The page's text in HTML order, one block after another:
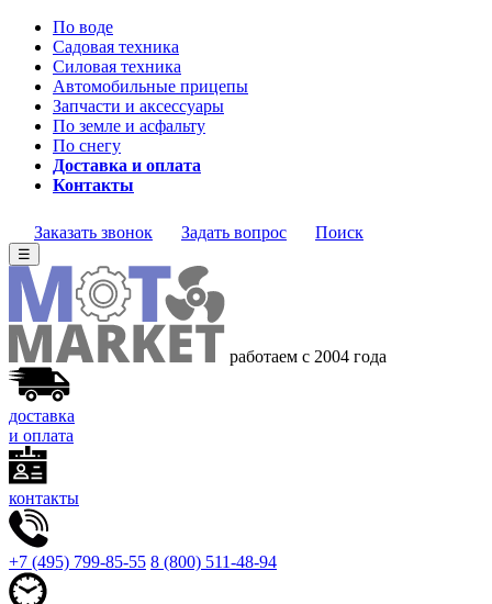
По воде
Садовая техника
Силовая техника
Автомобильные прицепы
Запчасти и аксессуары
По земле и асфальту
По снегу
Доставка и оплата
Контакты
Заказать звонок Задать вопрос Поиск
☰
работаем с 2004 года
доставка
и оплата
контакты
+7 (495) 799-85-55 8 (800) 511-48-94